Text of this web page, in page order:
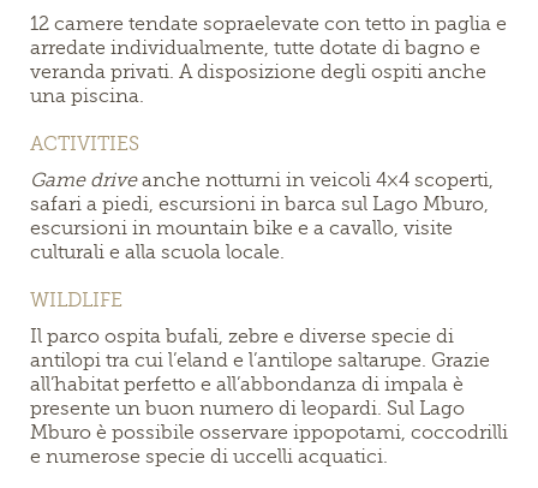
12 camere tendate sopraelevate con tetto in paglia e
arredate individualmente, tutte dotate di bagno e
veranda privati. A disposizione degli ospiti anche
una piscina.
ACTIVITIES
Game driveanche notturni in veicoli 4×4 scoperti,
safari a piedi, escursioni in barca sul Lago Mburo,
escursioni in mountain bike e a cavallo, visite
culturali e alla scuola locale.
WILDLIFE
Il parco ospita bufali, zebre e diverse specie di
antilopi tra cui l’eland e l’antilope saltarupe. Grazie
all’habitat perfetto e all’abbondanza di impala è
presente un buon numero di leopardi. Sul Lago
Mburo è possibile osservare ippopotami, coccodrilli
e numerose specie di uccelli acquatici.